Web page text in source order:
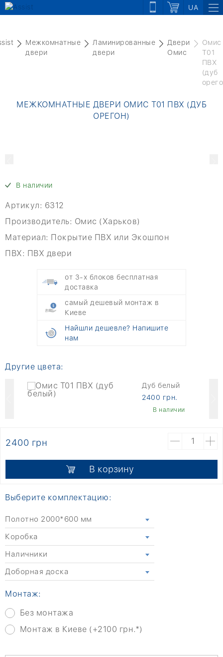
UA
Межкомнатные
двери
Ламинированные
двери
Двери
Омис
Омис
Т01
ПВХ
(дуб
МЕЖКОМНАТНЫЕ ДВЕРИ ОМИС Т01 ПВХ (ДУБ
ОРЕГОН)
В наличии
Артикул: 6312
Производитель: Омис (Харьков)
Материал: Покрытие ПВХ или Экошпон
ПВХ: ПВХ двери
от 3-х блоков бесплатная
доставка
самый дешевый монтаж в
Киеве
Найшли дешевле? Напишите
нам
Другие цвета:
Дуб белый
2400 грн.
В наличии
2400 грн
В корзину
Выберите комплектацию:
Полотно 2000*600 мм
Коробка
Наличники
Доборная доска
Монтаж:
Без монтажа
Монтаж в Киеве (+2100 грн.*)